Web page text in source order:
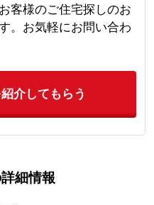
客様のご住宅探しのお
。お気軽にお問い合わ
介してもらう
細情報